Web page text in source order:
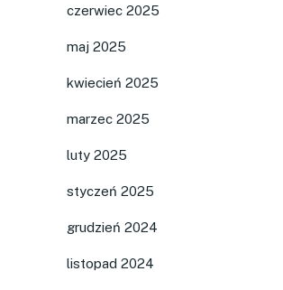
czerwiec 2025
maj 2025
kwiecień 2025
marzec 2025
luty 2025
styczeń 2025
grudzień 2024
listopad 2024